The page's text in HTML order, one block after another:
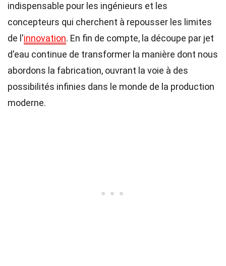
indispensable pour les ingénieurs et les
concepteurs qui cherchent à repousser les limites
de l'innovation. En fin de compte, la découpe par jet
d'eau continue de transformer la manière dont nous
abordons la fabrication, ouvrant la voie à des
possibilités infinies dans le monde de la production
moderne.